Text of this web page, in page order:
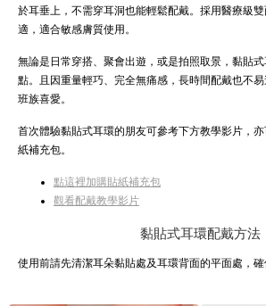
於耳垂上，不需穿耳洞也能輕鬆配戴。採用醫療級
適，適合敏感膚質使用。
無論是日常穿搭、聚會出遊，或是拍照取景，黏貼
點。且因重量輕巧、完全無痛感，長時間配戴也不
班族喜愛。
首次體驗黏貼式耳環的朋友可參考下方教學影片，
紙補充包。
點這裡加購貼紙補充包
觀看配戴教學影片
黏貼式耳環配戴方法
使用前請先清潔耳朵黏貼處及耳環背面的平面處，確